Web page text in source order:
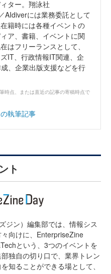
ター。翔泳社
AIdiverには業務委託として
籍時には各種イベントの
ア、書籍、イベントに関
はフリーランスとして、
IT、行政情報IT関連、企
、企業出版支援などを行
時点、または直近の記事の寄稿時点で
執筆記事
ト
ジン）編集部では、情報シス
向けに、EnterpriseZine
という、3つのイベントを
独自の切り口で、業界トレン
知ることができる場として、